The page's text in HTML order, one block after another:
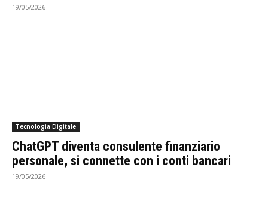
19/05/2026
Tecnologia Digitale
ChatGPT diventa consulente finanziario
personale, si connette con i conti bancari
19/05/2026